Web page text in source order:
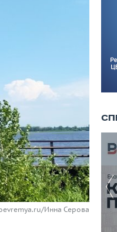
Инна Серова